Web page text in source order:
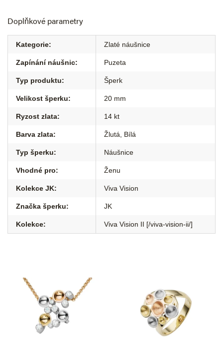
Doplňkové parametry
Kategorie: Zlaté náušnice
Zapínání náušnic: Puzeta
Typ produktu: Šperk
Velikost šperku: 20 mm
Ryzost zlata: 14 kt
Barva zlata: Žlutá Bílá
Typ šperku: Náušnice
Vhodné pro: Ženu
Kolekce JK: Viva Vision
Značka šperku: JK
Kolekce: Viva Vision II [/viva-vision-ii/]